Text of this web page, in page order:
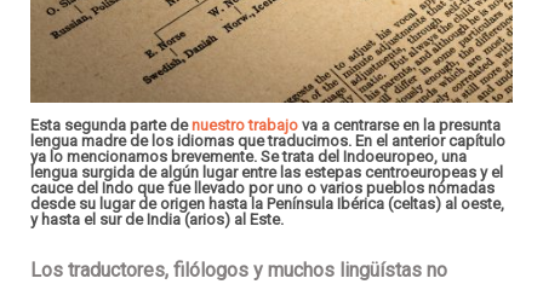
Esta segunda parte denuestro trabajo va a centrarse en la presunta
lengua madre de los idiomas que traducimos. En el anterior capítulo
ya lo mencionamos brevemente. Se trata del Indoeuropeo, una
lengua surgida de algún lugar entre las estepas centroeuropeas y el
cauce del Indo que fue llevado por uno o varios pueblos nómadas
desde su lugar de origen hasta la Península Ibérica (celtas) al oeste,
y hasta el sur de India (arios) al Este.
Los traductores, filólogos y muchos lingüístas no